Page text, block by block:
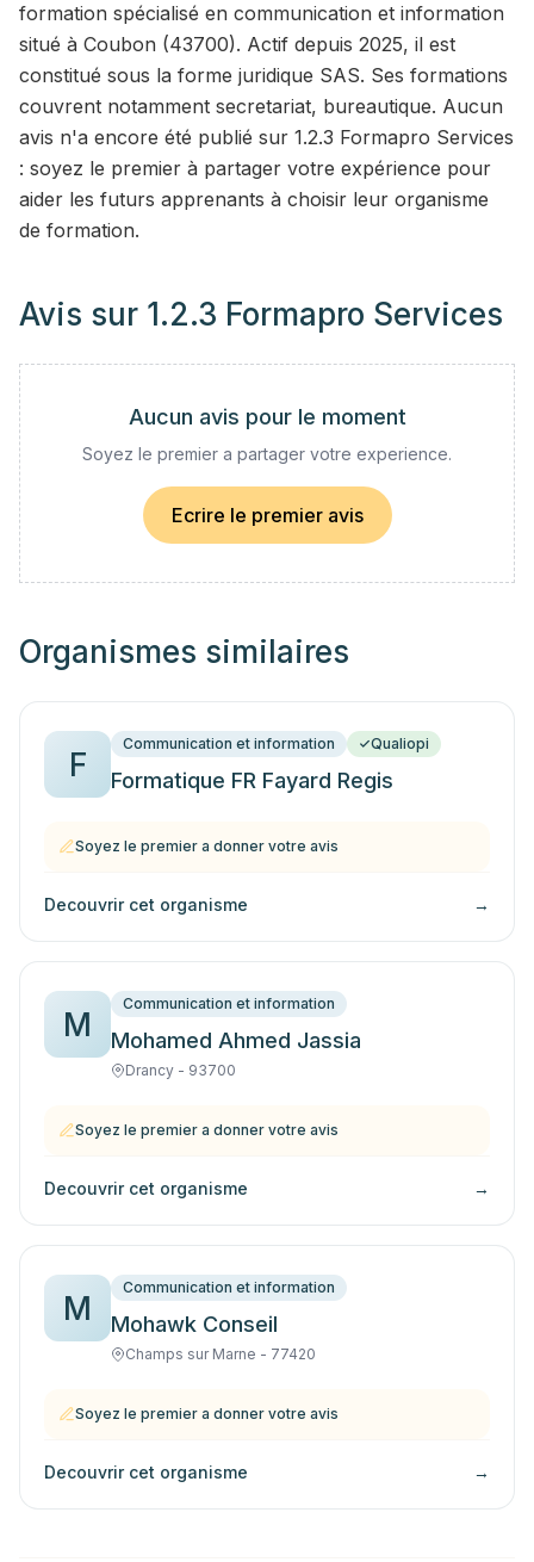
formation spécialisé en communication et information
situé à Coubon (43700). Actif depuis 2025, il est
constitué sous la forme juridique SAS. Ses formations
couvrent notamment secretariat, bureautique. Aucun
avis n'a encore été publié sur 1.2.3 Formapro Services
: soyez le premier à partager votre expérience pour
aider les futurs apprenants à choisir leur organisme
de formation.
Avis sur 1.2.3 Formapro Services
Aucun avis pour le moment
Soyez le premier a partager votre experience.
Ecrire le premier avis
Organismes similaires
F
Communication et information Qualiopi
Formatique FR Fayard Regis
Soyez le premier a donner votre avis
Decouvrir cet organisme →
M
Communication et information
Mohamed Ahmed Jassia
Drancy - 93700
Soyez le premier a donner votre avis
Decouvrir cet organisme →
M
Communication et information
Mohawk Conseil
Champs sur Marne - 77420
Soyez le premier a donner votre avis
Decouvrir cet organisme →